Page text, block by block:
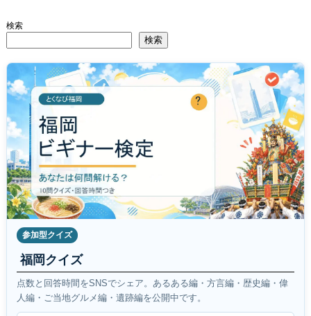
検索
検索
参加型クイズ
福岡クイズ
点数と回答時間をSNSでシェア。あるある編・方言編・歴史編・偉
人編・ご当地グルメ編・遺跡編を公開中です。